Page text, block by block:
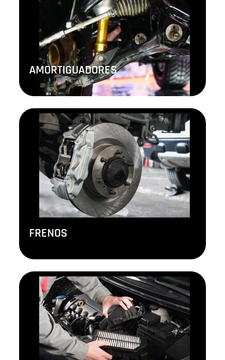
AMORTIGUADORES
FRENOS